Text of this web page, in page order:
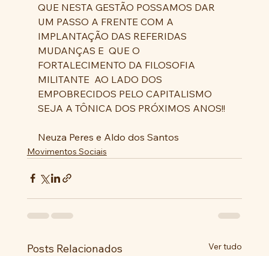
QUE NESTA GESTÃO POSSAMOS DAR
UM PASSO A FRENTE COM A
IMPLANTAÇÃO DAS REFERIDAS
MUDANÇAS E  QUE O
FORTALECIMENTO DA FILOSOFIA
MILITANTE  AO LADO DOS
EMPOBRECIDOS PELO CAPITALISMO
SEJA A TÔNICA DOS PRÓXIMOS ANOS!!
Neuza Peres e Aldo dos Santos
Movimentos Sociais
Posts Relacionados Ver tudo